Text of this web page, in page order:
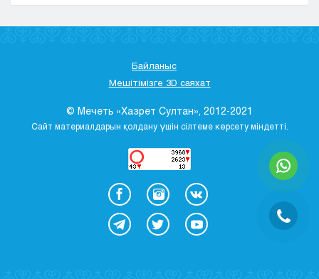
Байланыс
Мешітімізге 3D саяхат
© Мечеть «Хазрет Султан», 2012-2021
Сайт материалдарын қолдану үшін сілтеме көрсету міндетті.